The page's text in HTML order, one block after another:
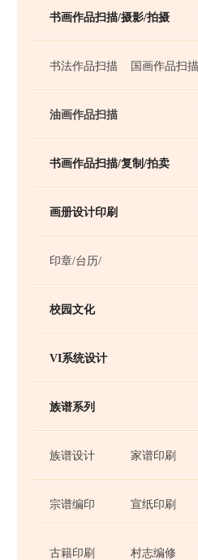
书画作品扫描/摄影/拍摄
书法作品扫描 国画作品扫描
油画作品扫描
书画作品扫描/复制/拍卖
画册设计印刷
印章/台历/
校园文化
VI系统设计
族谱系列
族谱设计 家谱印刷
宗谱编印 宣纸印刷
古籍印刷 村志编修